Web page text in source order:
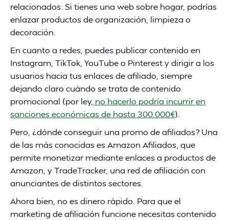
relacionados. Si tienes una web sobre hogar, podrías
enlazar productos de organización, limpieza o
decoración.
En cuanto a redes, puedes publicar contenido en
Instagram, TikTok, YouTube o Pinterest y dirigir a los
usuarios hacia tus enlaces de afiliado, siempre
dejando claro cuándo se trata de contenido
promocional (por ley, no hacerlo podría incurrir en
sanciones económicas de hasta 300.000€).
Pero, ¿dónde conseguir una promo de afiliados? Una
de las más conocidas es Amazon Afiliados, que
permite monetizar mediante enlaces a productos de
Amazon, y TradeTracker, una red de afiliación con
anunciantes de distintos sectores.
Ahora bien, no es dinero rápido. Para que el
marketing de afiliación funcione necesitas contenido